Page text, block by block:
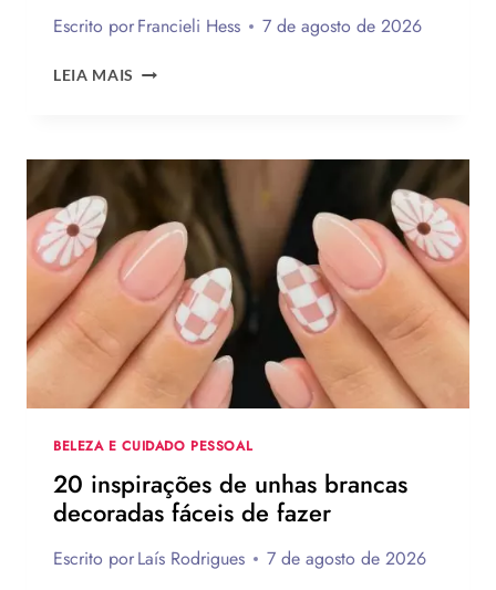
Escrito porFrancieli Hess 7 de agosto de 2026
LEIA MAIS LEMBRANCINHAS
PAIS
2026:
IDEIAS
DE
PRESENTES
CRIATIVOS
COM
PASSO
A
BELEZA E CUIDADO PESSOAL
20 inspirações de unhas brancas
decoradas fáceis de fazer
Escrito porLaís Rodrigues 7 de agosto de 2026